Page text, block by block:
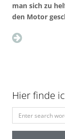
man sich zu
den Motor
Hier finde
e